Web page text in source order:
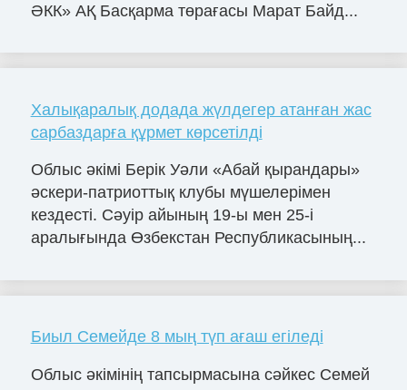
ӘКК» АҚ Басқарма төрағасы Марат Байд...
Халықаралық додада жүлдегер атанған жас
сарбаздарға құрмет көрсетілді
Облыс әкімі Берік Уәли «Абай қырандары»
әскери-патриоттық клубы мүшелерімен
кездесті. Сәуір айының 19-ы мен 25-і
аралығында Өзбекстан Республикасының...
Биыл Семейде 8 мың түп ағаш егіледі
Облыс әкімінің тапсырмасына сәйкес Семей